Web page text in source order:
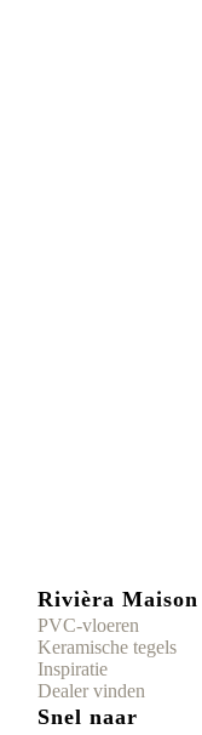
Rivièra Maison
PVC-vloeren
Keramische tegels
Inspiratie
Dealer vinden
Snel naar